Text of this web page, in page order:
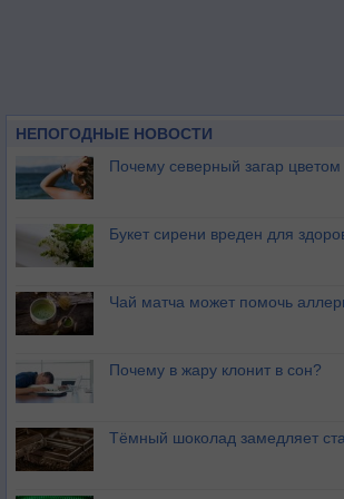
НЕПОГОДНЫЕ НОВОСТИ
Почему северный загар
Букет сирени вреден для
Чай матча может помочь
Почему в жару клонит в сон?
Тёмный шоколад замедляет